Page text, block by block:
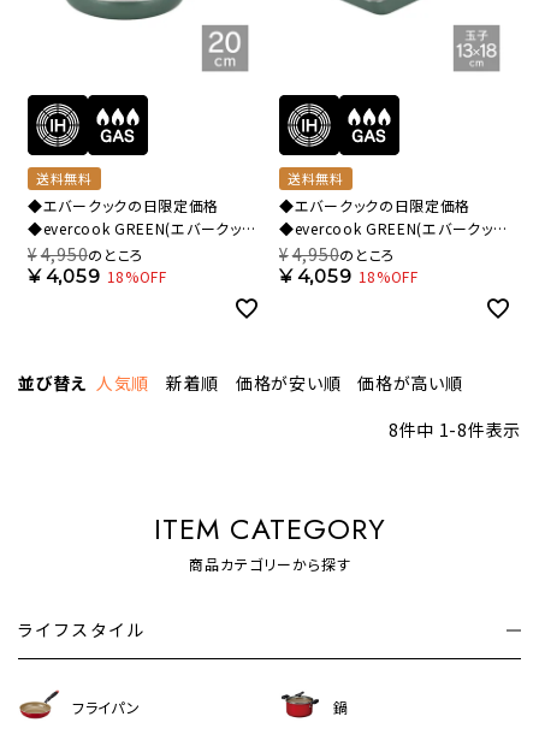
送料無料
◆エバークックの日限定価格
◆evercook GREEN(エバークック
グリーン) IH対応 フライパン 20cm
500日保証 EGIFPL20GR【HO】
¥4,950のところ
¥4,059 18%OFF
送料無料
◆エバークックの日限定価格
◆evercook GREEN(エバークック
グリーン) IH対応 玉子焼きフライパ
ン 13×18cm 500日保証
¥4,950のところ
¥4,059 18%OFF
並び替え 人気順 新着順 価格が安い順
価格が高い順
8件中 1-8件表示
ITEM CATEGORY
商品カテゴリーから探す
ライフスタイル
フライパン 鍋